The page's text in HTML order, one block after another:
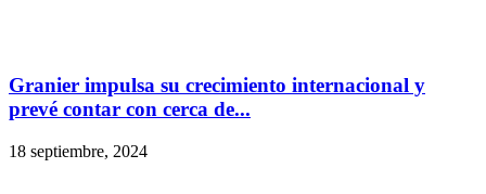
Granier impulsa su crecimiento internacional y
prevé contar con cerca de...
18 septiembre, 2024